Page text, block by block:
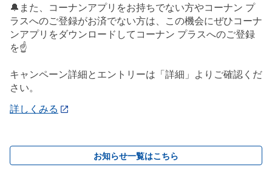
🔔また、コーナンアプリをお持ちでない方やコーナン プ
ラスへのご登録がお済でない方は、この機会にぜひコーナ
ンアプリをダウンロードしてコーナン プラスへのご登録
を☝️
キャンペーン詳細とエントリーは「詳細」よりご確認くだ
さい。
詳しくみる
お知らせ一覧はこちら